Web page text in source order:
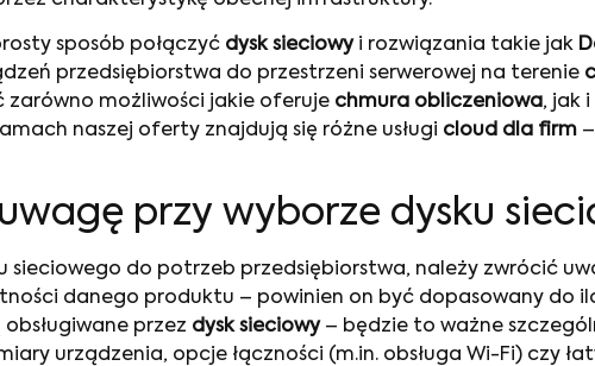
sposób połączyć dysk sieciowyi rozwiązania takie jak
przedsiębiorstwa do przestrzeni serwerowej na terenie
zarówno możliwości jakie oferuje chmura obliczeniowa, jak
naszej oferty znajdują się różne usługi cloud dla firm
przy wyborze dysku
sieciowego do potrzeb przedsiębiorstwa, należy zwrócić
danego produktu – powinien on być dopasowany do
przez dysk sieciowy– będzie to ważne
urządzenia, opcje łączności (m.in. obsługa Wi-Fi) czy